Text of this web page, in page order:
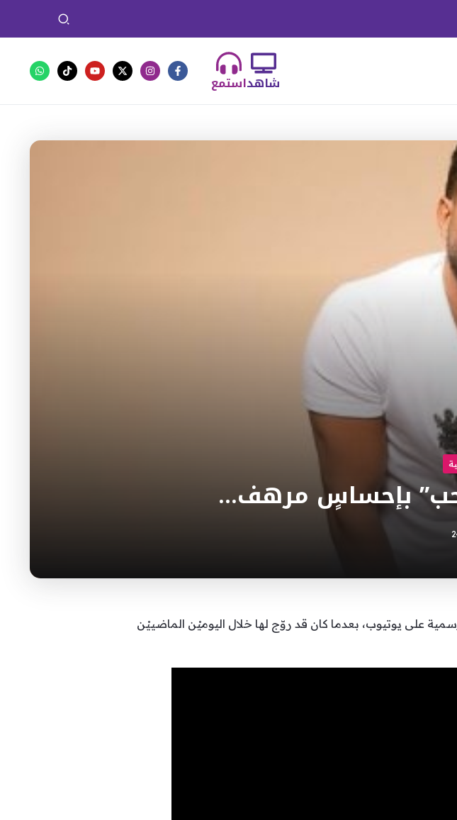
استمعشاهد
بإحساسٍ مرهف…
على يوتيوب، بعدما كان قد روّج لها خلال اليوميْن الماضييْن